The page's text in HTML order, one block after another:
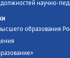
научно-
образования